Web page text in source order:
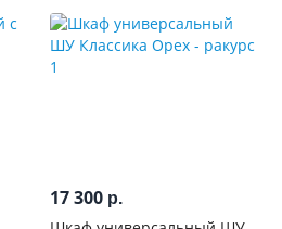
17 300 р.